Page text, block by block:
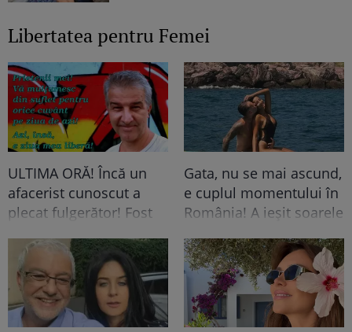
Libertatea pentru Femei
ULTIMA ORĂ! Încă un
afacerist cunoscut a
plecat fulgerător! Fost
dintre cele mai
cunoscute televiziuni
România, mort la doar
60 de ani!
Gata, nu se mai ascund,
e cuplul momentului în
România! A ieșit soarele
pus Dumnezeu mâna în
cap! Felicitări, să fiți
fericiți! Că frumoși
sunteți!